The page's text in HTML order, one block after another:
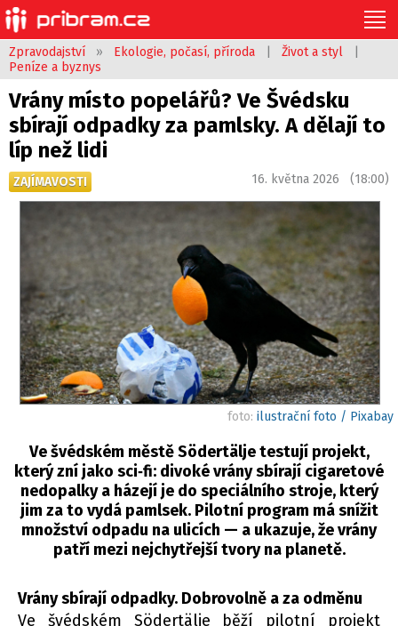
Zpravodajství » Ekologie, počasí, příroda Život a styl
Peníze a byznys
Vrány místo popelářů? Ve Švédsku
sbírají odpadky za pamlsky. A dělají to
líp než lidi
ZAJÍMAVOSTI 16. května 2026 (18:00)
foto: ilustrační foto / Pixabay
Ve švédském městě Södertälje testují projekt,
který zní jako sci‑fi: divoké vrány sbírají cigaretové
nedopalky a házejí je do speciálního stroje, který
jim za to vydá pamlsek. Pilotní program má snížit
množství odpadu na ulicích — a ukazuje, že vrány
patří mezi nejchytřejší tvory na planetě.
Vrány sbírají odpadky. Dobrovolně a za odměnu
Ve švédském Södertälje běží pilotní projekt